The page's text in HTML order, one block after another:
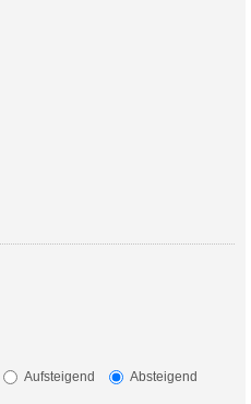
Aufsteigend
Absteigend